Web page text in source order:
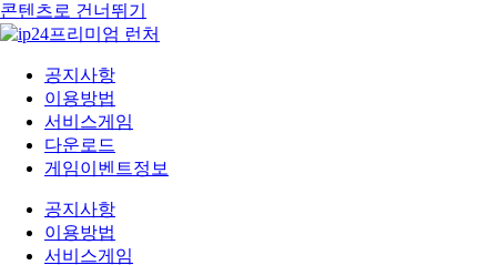
콘텐츠로 건너뛰기
공지사항
이용방법
서비스게임
다운로드
게임이벤트정보
공지사항
이용방법
서비스게임